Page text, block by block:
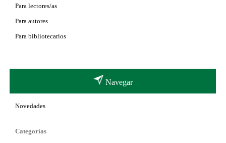
Para lectores/as
Para autores
Para bibliotecarios
Navegar
Novedades
Categorías